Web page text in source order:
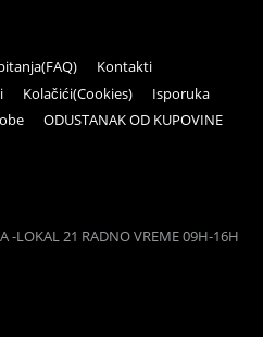
Kontakti
Kolačići(Cookies)
Isporuka
ODUSTANAK OD KUPOVINE
-LOKAL 21 RADNO VREME 09H-16H